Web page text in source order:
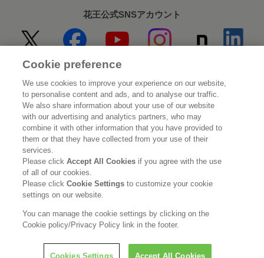
花王公式SNSアカウント
Home 花王について
サステナビリティ イノベーション
ブランド 投資家情報
ニュースルーム 採用情報
利用規約 花王のアクセシビリティ 個人情報保護方針
利用者情報の外部送信 ソーシャルメディアポリシー
Cookie preference
We use cookies to improve your experience on our website,
to personalise content and ads, and to analyse our traffic.
We also share information about your use of our website
with our advertising and analytics partners, who may
combine it with other information that you have provided to
them or that they have collected from your use of their
services.
Please clickAccept All Cookies if you agree with the use
of all of our cookies.
Please clickCookie Settingsto customize your cookie
settings on our website.
You can manage the cookie settings by clicking on the
Cookie policy/Privacy Policy link in the footer.
Cookies Settings Accept All Cookies